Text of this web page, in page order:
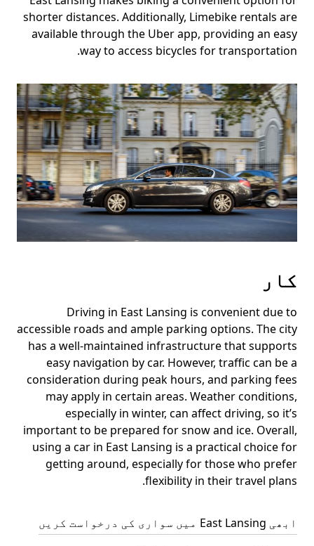
shorter distances. Additionally, Limebike rentals are
available through the Uber app, providing an easy
way to access bicycles for transportation.
کار
Driving in East Lansing is convenient due to
accessible roads and ample parking options. The city
has a well-maintained infrastructure that supports
easy navigation by car. However, traffic can be a
consideration during peak hours, and parking fees
may apply in certain areas. Weather conditions,
especially in winter, can affect driving, so it’s
important to be prepared for snow and ice. Overall,
using a car in East Lansing is a practical choice for
getting around, especially for those who prefer
flexibility in their travel plans.
ابھی East Lansing میں سواری کی درخواست کریں